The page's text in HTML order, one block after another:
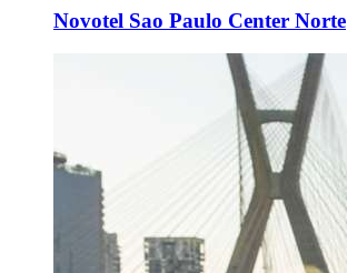
Novotel Sao Paulo Center Norte